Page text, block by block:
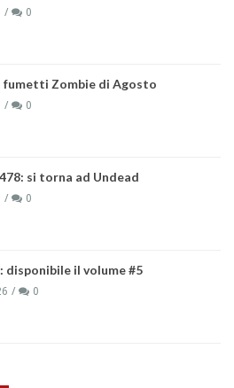
0
fumetti Zombie di Agosto
0
si torna ad Undead
0
disponibile il volume #5
0